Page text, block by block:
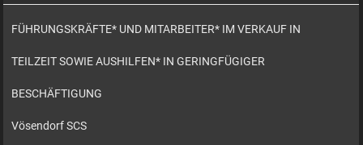
FÜHRUNGSKRÄFTE* UND MITARBEITER* IM VERKAUF IN
TEILZEIT SOWIE AUSHILFEN* IN GERINGFÜGIGER
BESCHÄFTIGUNG
Vösendorf SCS